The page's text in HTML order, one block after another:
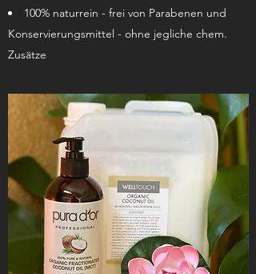
100% naturrein - frei von Parabenen und
Konservierungsmittel - ohne jegliche chem.
Zusätze